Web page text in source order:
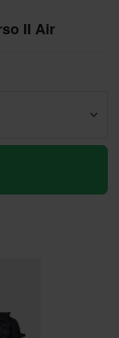
II Air